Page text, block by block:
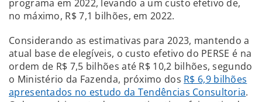
programa em 2022, levando a um custo efetivo de,
no máximo, R$ 7,1 bilhões, em 2022.
Considerando as estimativas para 2023, mantendo a
atual base de elegíveis, o custo efetivo do PERSE é na
ordem de R$ 7,5 bilhões até R$ 10,2 bilhões, segundo
o Ministério da Fazenda, próximo dos R$ 6,9 bilhões
apresentados no estudo da Tendências Consultoria.